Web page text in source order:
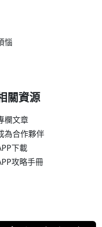
惱
關資源
欄文章
為合作夥伴
下載
攻略手冊